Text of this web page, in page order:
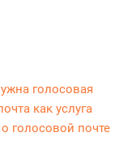
голосовая
как услуга
голосовой почте